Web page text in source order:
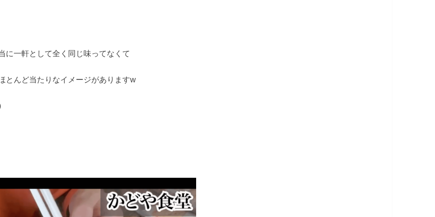
に一軒として全く同じ味ってなくて
とんど当たりなイメージがありますw